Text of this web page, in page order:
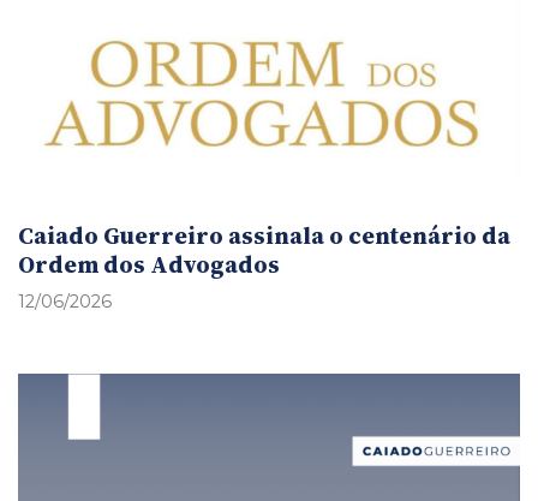
Caiado Guerreiro assinala o centenário da
Ordem dos Advogados
12/06/2026